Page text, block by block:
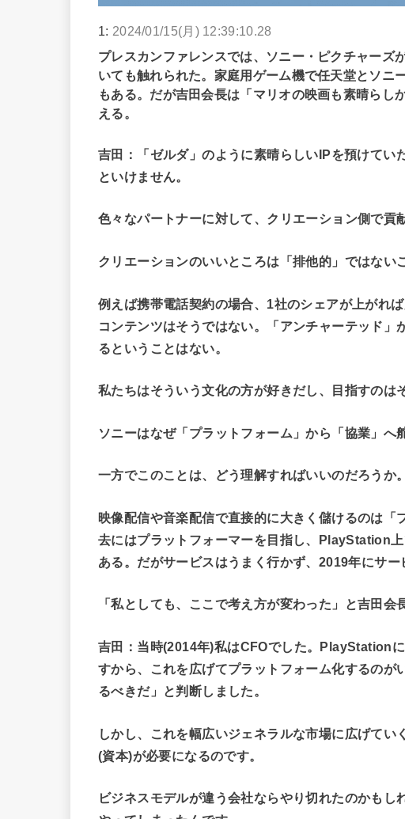
1: 2024/01/15(月) 12:39:10.28
プレスカンファレンスでは、ソニー・ピクチャーズ
いても触れられた。家庭用ゲーム機で任天堂とソニ
もある。だが吉田会長は「マリオの映画も素晴らし
える。
吉田：「ゼルダ」のように素晴らしいIPを預けてい
といけません。
色々なパートナーに対して、クリエーション側で貢
クリエーションのいいところは「排他的」ではない
例えば携帯電話契約の場合、1社のシェアが上がれ
コンテンツはそうではない。「アンチャーテッド
るということはない。
私たちはそういう文化の方が好きだし、目指すのは
ソニーはなぜ「プラットフォーム」から「協業」へ
一方でこのことは、どう理解すればいいのだろうか。
映像配信や音楽配信で直接的に大きく儲けるのは
去にはプラットフォーマーを目指し、PlayStation
ある。だがサービスはうまく行かず、2019年にサー
「私としても、ここで考え方が変わった」と吉田会
吉田：当時(2014年)私はCFOでした。PlayStation
すから、これを広げてプラットフォーム化するの
るべきだ」と判断しました。
しかし、これを幅広いジェネラルな市場に広げて
(資本)が必要になるのです。
ビジネスモデルが違う会社ならやり切れたのかも